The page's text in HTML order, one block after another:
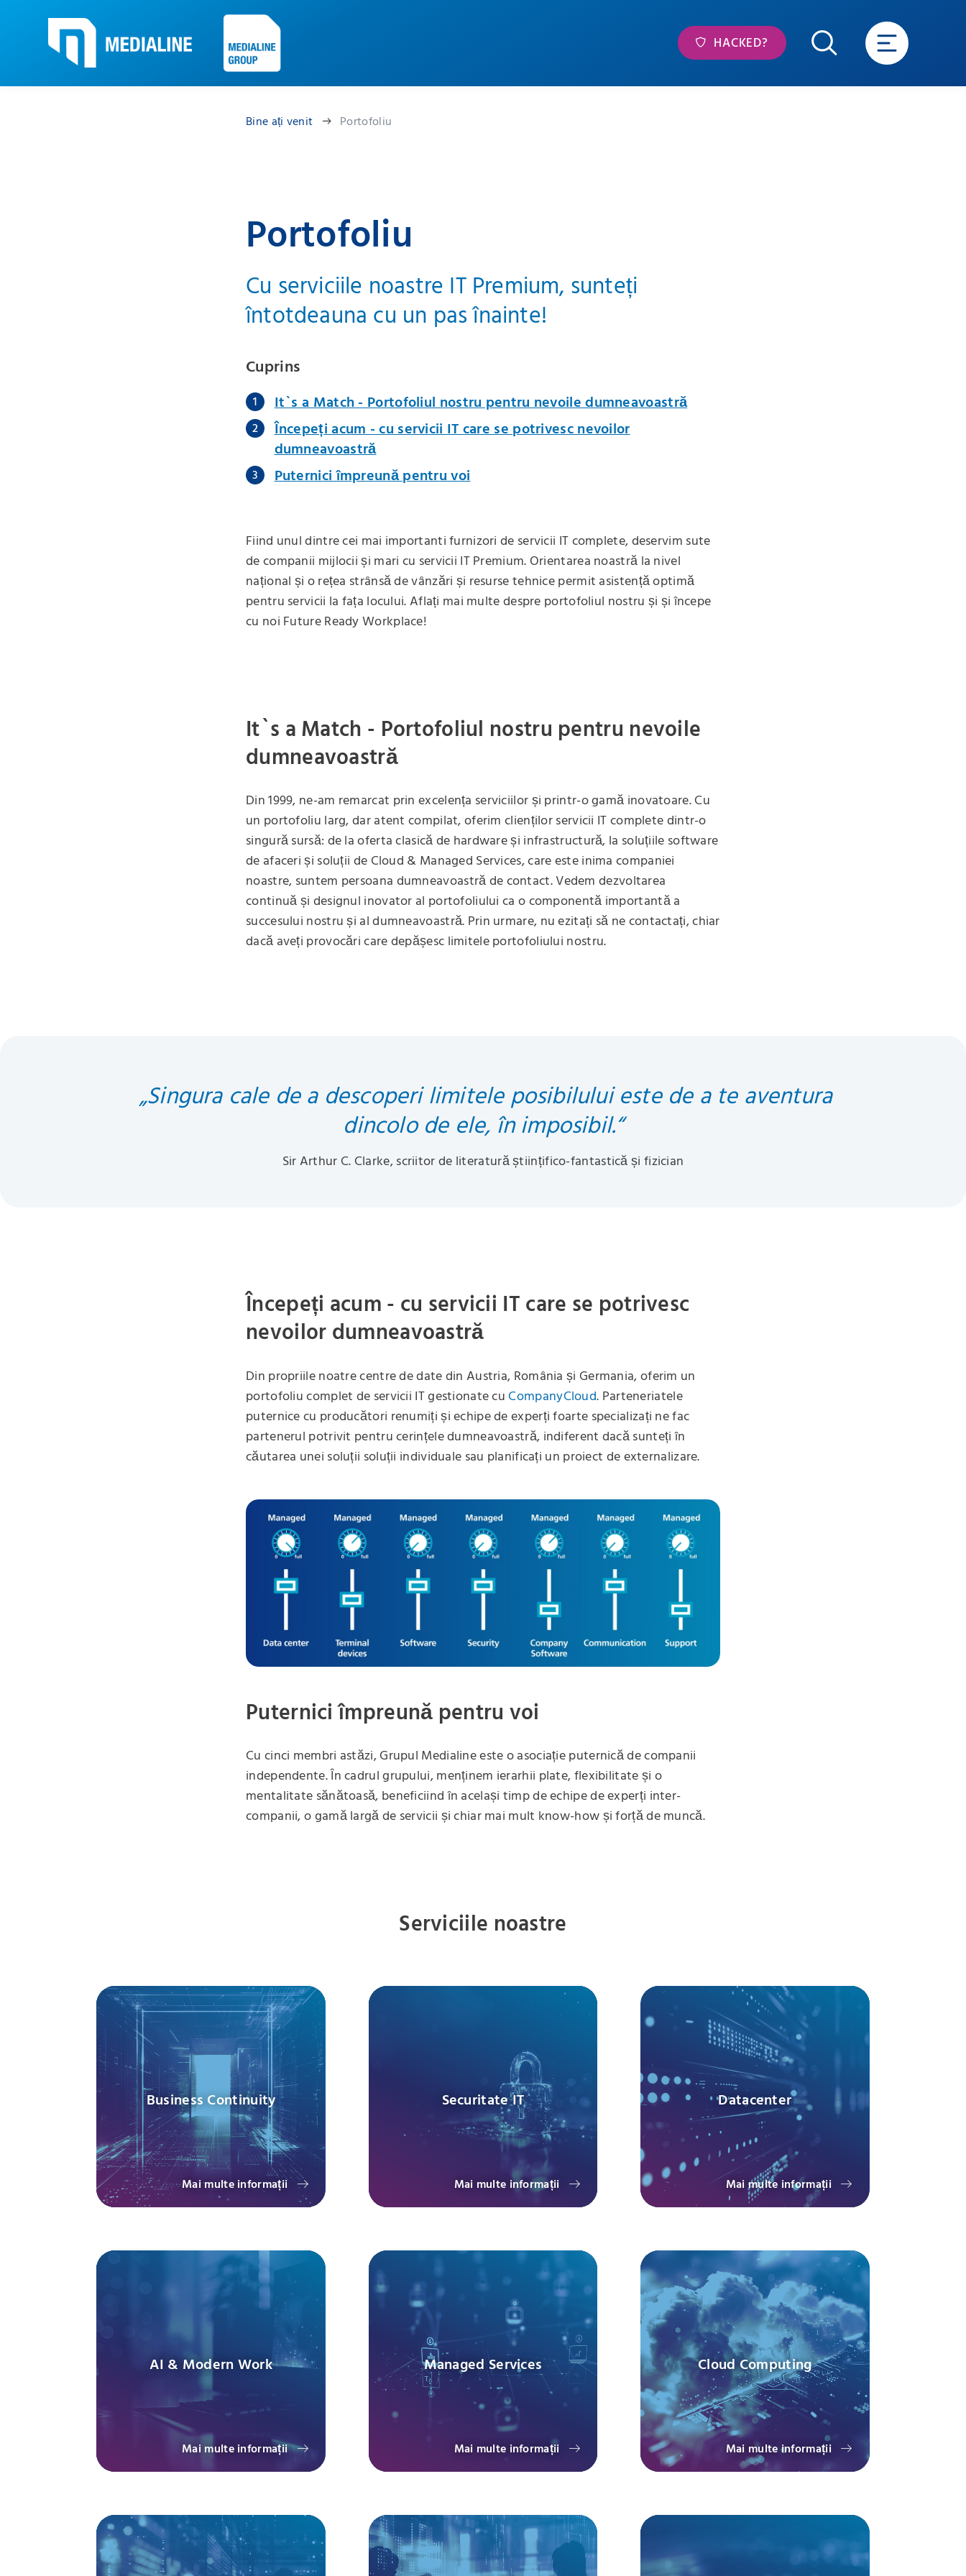
HACKED?
Bine ați venit Portofoliu
Portofoliu
Cu serviciile noastre IT Premium, sunteți
întotdeauna cu un pas înainte!
Cuprins
It`s a Match - Portofoliul nostru pentru nevoile dumneavoastră
Începeți acum - cu servicii IT care se potrivesc nevoilor
dumneavoastră
Puternici împreună pentru voi
Fiind unul dintre cei mai importanti furnizori de servicii IT complete, deservim sute
de companii mijlocii și mari cu servicii IT Premium. Orientarea noastră la nivel
național și o rețea strânsă de vânzări și resurse tehnice permit asistență optimă
pentru servicii la fața locului. Aflați mai multe despre portofoliul nostru și și începe
cu noi Future Ready Workplace!
It`s a Match - Portofoliul nostru pentru nevoile
dumneavoastră
Din 1999, ne-am remarcat prin excelența serviciilor și printr-o gamă inovatoare. Cu
un portofoliu larg, dar atent compilat, oferim clienților servicii IT complete dintr-o
singură sursă: de la oferta clasică de hardware și infrastructură, la soluțiile software
de afaceri și soluții de Cloud & Managed Services, care este inima companiei
noastre, suntem persoana dumneavoastră de contact. Vedem dezvoltarea
continuă și designul inovator al portofoliului ca o componentă importantă a
succesului nostru și al dumneavoastră. Prin urmare, nu ezitați să ne contactați, chiar
dacă aveți provocări care depășesc limitele portofoliului nostru.
„Singura cale de a descoperi limitele posibilului este de a te aventura
dincolo de ele, în imposibil.“
Sir Arthur C. Clarke, scriitor de literatură științifico-fantastică și fizician
Începeți acum - cu servicii IT care se potrivesc
nevoilor dumneavoastră
Din propriile noatre centre de date din Austria, România și Germania, oferim un
portofoliu complet de servicii IT gestionate cu CompanyCloud. Parteneriatele
puternice cu producători renumiți și echipe de experți foarte specializați ne fac
partenerul potrivit pentru cerințele dumneavoastră, indiferent dacă sunteți în
căutarea unei soluții soluții individuale sau planificați un proiect de externalizare.
Puternici împreună pentru voi
Cu cinci membri astăzi, Grupul Medialine este o asociație puternică de companii
independente. În cadrul grupului, menținem ierarhii plate, flexibilitate și o
mentalitate sănătoasă, beneficiind în același timp de echipe de experți inter-
companii, o gamă largă de servicii și chiar mai mult know-how și forță de muncă.
Serviciile noastre
Business Continuity
Mai multe informații
Securitate IT
Mai multe informații
Datacenter
Mai multe informații
AI & Modern Work
Mai multe informații
Managed Services
Mai multe informații
Cloud Computing
Mai multe informații